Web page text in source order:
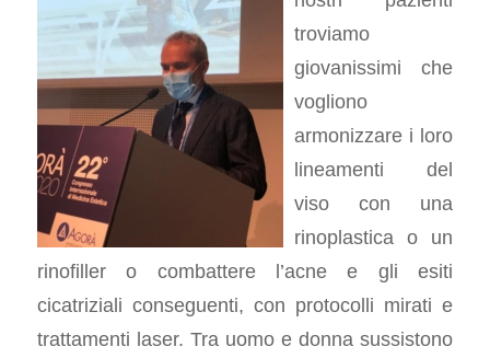
troviamo
giovanissimi che
vogliono
armonizzare i loro
lineamenti del
viso con una
rinoplastica o un
rinofiller o combattere l’acne e gli esiti
cicatriziali conseguenti, con protocolli mirati e
trattamenti laser. Tra uomo e donna sussistono